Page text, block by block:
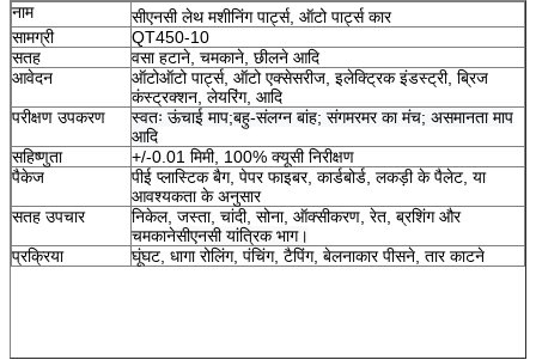
नाम
सीएनसी लेथ मशीनिंग पार्ट्स, ऑटो पार्ट्स कार
सामग्री
QT450-10
सतह
वसा हटाने, चमकाने, छीलने आदि
आवेदन
ऑटोऑटो पार्ट्स, ऑटो एक्सेसरीज, इलेक्ट्रिक इंडस्ट्री, ब्रिज
कंस्ट्रक्शन, लेयरिंग, आदि
परीक्षण उपकरण
स्वतः ऊंचाई माप;बहु-संलग्न बांह; संगमरमर का मंच; असमानता माप
आदि
सहिष्णुता
+/-0.01 मिमी, 100% क्यूसी निरीक्षण
पैकेज
पीई प्लास्टिक बैग, पेपर फाइबर, कार्डबोर्ड, लकड़ी के पैलेट, या
आवश्यकता के अनुसार
सतह उपचार
निकेल, जस्ता, चांदी, सोना, ऑक्सीकरण, रेत, ब्रशिंग और
चमकानेसीएनसी यांत्रिक भाग।
प्रक्रिया
घूंघट, धागा रोलिंग, पंचिंग, टैपिंग, बेलनाकार पीसने, तार काटने